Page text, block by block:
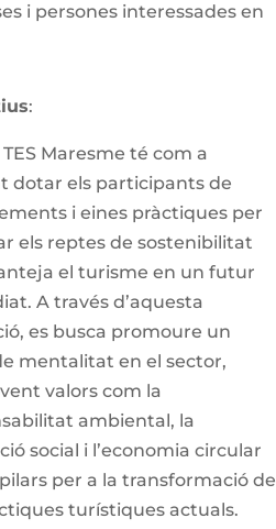
i persones interessades en
:
TES Maresme té com a
dotar els participants de
i eines pràctiques per
els reptes de sostenibilitat
el turisme en un futur
A través d’aquesta
es busca promoure un
mentalitat en el sector,
valors com la
ambiental, la
social i l’economia circular
per a la transformació de
turístiques actuals.